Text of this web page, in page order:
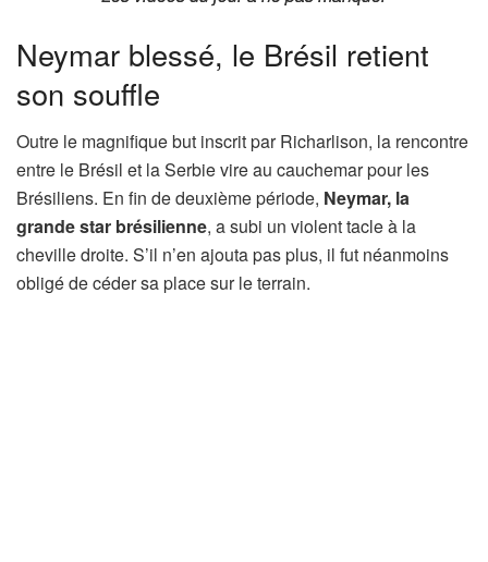
Neymar blessé, le Brésil retient
son souffle
Outre le magnifique but inscrit par Richarlison, la rencontre
entre le Brésil et la Serbie vire au cauchemar pour les
Brésiliens. En fin de deuxième période, Neymar, la
grande star brésilienne, a subi un violent tacle à la
cheville droite. S’il n’en ajouta pas plus, il fut néanmoins
obligé de céder sa place sur le terrain.